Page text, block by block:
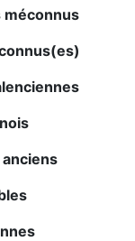
méconnus